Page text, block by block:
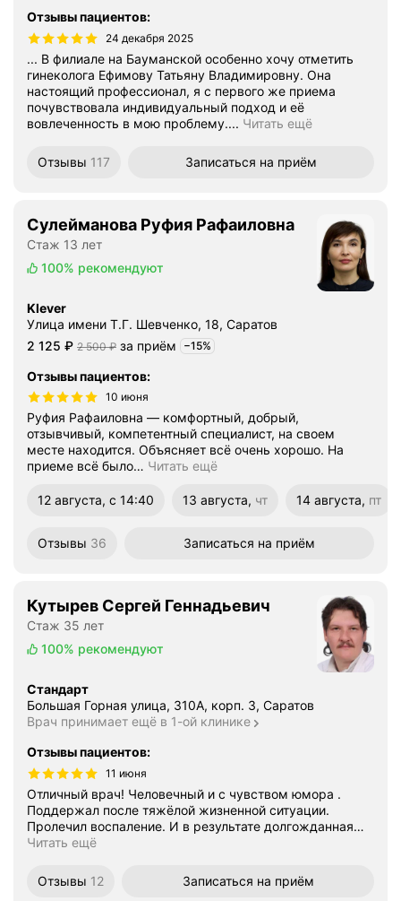
Отзывы пациентов:
24 декабря 2025
... В филиале на Бауманской особенно хочу отметить
гинеколога Ефимову Татьяну Владимировну. Она
настоящий профессионал, я с первого же приема
почувствовала индивидуальный подход и её
вовлеченность в мою проблему.... Читать ещё
Отзывы 117 Записаться на приём
Сулейманова Руфия Рафаиловна
Стаж 13 лет
100% рекомендуют
Klever
Улица имени Т.Г. Шевченко, 18, Саратов
Цена
2125
2 125 ₽ Цена
2500
2 500 ₽ за приём Скидка -15%
−15%
Отзывы пациентов:
10 июня
Руфия Рафаиловна — комфортный, добрый,
отзывчивый, компетентный специалист, на своем
месте находится. Объясняет всё очень хорошо. На
приеме всё было… Читать ещё
12 августа, с 14:40 13 августа, чт
14 августа, пт
Отзывы 36 Записаться на приём
Кутырев Сергей Геннадьевич
Стаж 35 лет
100% рекомендуют
Стандарт
Большая Горная улица, 310А, корп. 3, Саратов
Врач принимает ещё в 1-ой клинике
Отзывы пациентов:
11 июня
Отличный врач! Человечный и с чувством юмора .
Поддержал после тяжёлой жизненной ситуации.
Пролечил воспаление. И в результате долгожданная…
Читать ещё
Отзывы 12 Записаться на приём